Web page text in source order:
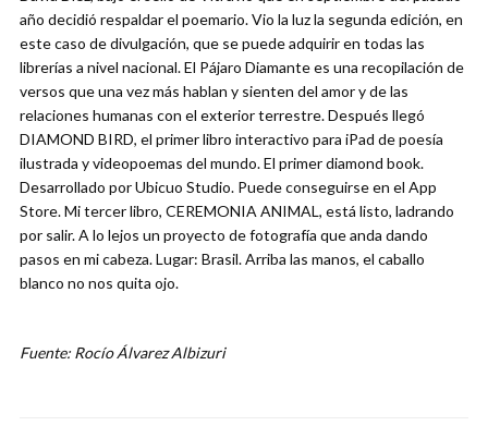
año decidió respaldar el poemario. Vio la luz la segunda edición, en
este caso de divulgación, que se puede adquirir en todas las
librerías a nivel nacional. El Pájaro Diamante es una recopilación de
versos que una vez más hablan y sienten del amor y de las
relaciones humanas con el exterior terrestre. Después llegó
DIAMOND BIRD, el primer libro interactivo para iPad de poesía
ilustrada y videopoemas del mundo. El primer diamond book.
Desarrollado por Ubicuo Studio. Puede conseguirse en el App
Store. Mi tercer libro, CEREMONIA ANIMAL, está listo, ladrando
por salir. A lo lejos un proyecto de fotografía que anda dando
pasos en mi cabeza. Lugar: Brasil. Arriba las manos, el caballo
blanco no nos quita ojo.
Fuente: Rocío Álvarez Albizuri